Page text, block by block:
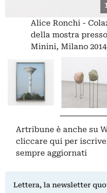
Alice Ronchi -
della mostra
Minini, Milano 2014
Artribune è anche su
cliccare qui per
sempre aggiornati
Lettera, la newsletter